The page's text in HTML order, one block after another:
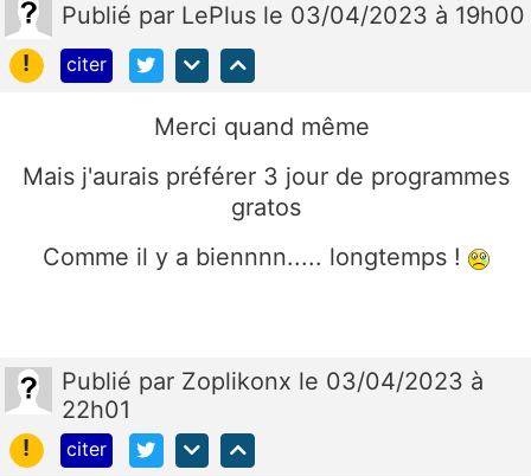
Publié par LePlus le 03/04/2023 à 19h00
!
citer
Merci quand même
Mais j'aurais préférer 3 jour de programmes
gratos
Comme il y a biennnn..... longtemps !
Publié par Zoplikonx le 03/04/2023 à
22h01
!
citer